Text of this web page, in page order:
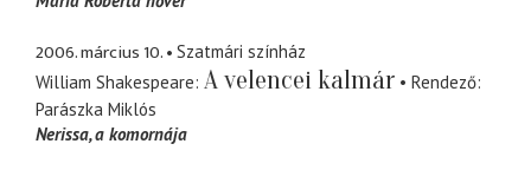
2006. március 10.
Szatmári színház
William Shakespeare A velencei kalmár
Rendező
Parászka Miklós
Nerissa a komornája